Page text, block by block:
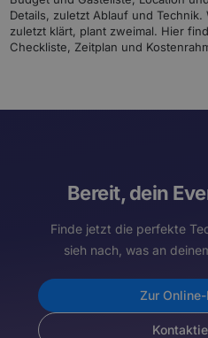
Details, zuletzt Ablauf und
zuletzt klärt, plant zweimal. Hier
Checkliste, Zeitplan und
Bereit, dein
Finde jetzt die perfekte
sieh nach, was an
Zur